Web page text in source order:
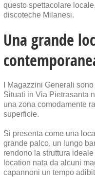
questo spettacolare
discoteche Milanesi.
Una grande
I Magazzini Generali
Situati in Via Pietrasanta
una zona comodamente
superficie.
Si presenta come una
grande palco, un lungo
rendono la struttura
location nata da alcuni
capannoni un tempo